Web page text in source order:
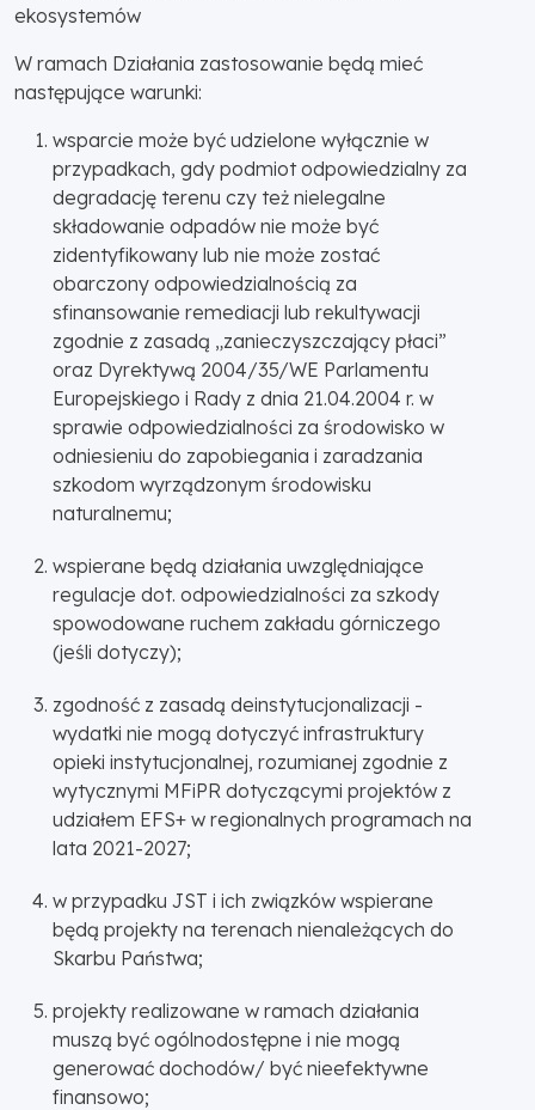
ekosystemów
W ramach Działania zastosowanie będą mieć
następujące warunki:
wsparcie może być udzielone wyłącznie w
przypadkach, gdy podmiot odpowiedzialny za
degradację terenu czy też nielegalne
składowanie odpadów nie może być
zidentyfikowany lub nie może zostać
obarczony odpowiedzialnością za
sfinansowanie remediacji lub rekultywacji
zgodnie z zasadą „zanieczyszczający płaci”
oraz Dyrektywą 2004/35/WE Parlamentu
Europejskiego i Rady z dnia 21.04.2004 r. w
sprawie odpowiedzialności za środowisko w
odniesieniu do zapobiegania i zaradzania
szkodom wyrządzonym środowisku
naturalnemu;
wspierane będą działania uwzględniające
regulacje dot. odpowiedzialności za szkody
spowodowane ruchem zakładu górniczego
(jeśli dotyczy);
zgodność z zasadą deinstytucjonalizacji -
wydatki nie mogą dotyczyć infrastruktury
opieki instytucjonalnej, rozumianej zgodnie z
wytycznymi MFiPR dotyczącymi projektów z
udziałem EFS+ w regionalnych programach na
lata 2021-2027;
w przypadku JST i ich związków wspierane
będą projekty na terenach nienależących do
Skarbu Państwa;
projekty realizowane w ramach działania
muszą być ogólnodostępne i nie mogą
generować dochodów/ być nieefektywne
finansowo;